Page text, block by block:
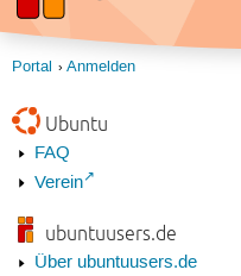
Portal Anmelden
Ubuntu
FAQ
Verein
ubuntuusers.de
Über ubuntuusers.de